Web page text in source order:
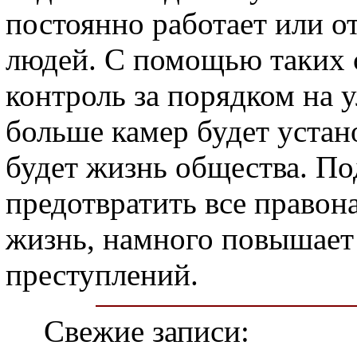
постоянно работает или
людей. С помощью таких
контроль за порядком на
больше камер будет
будет жизнь общества.
предотвратить все
жизнь, намного
преступлений.
Свежие записи: